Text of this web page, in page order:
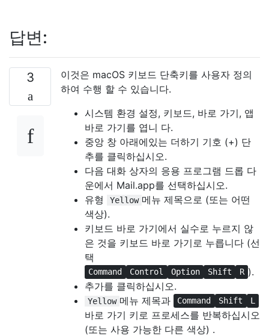
답변:
3
이것은 macOS 키보드 단축키를 사용자 정의
하여 수행 할 수 있습니다.
시스템 환경 설정, 키보드, 바로 가기, 앱
바로 가기를 엽니 다.
중앙 창 아래에있는 더하기 기호 (+) 단
추를 클릭하십시오.
다음 대화 상자의 응용 프로그램 드롭 다
운에서 Mail.app를 선택하십시오.
유형
Yellow 메뉴 제목으로 (또는 어떤
색상).
키보드 바로 가기에서 실수로 누르지 않
은 것을 키보드 바로 가기로 누릅니다 (선
택
Command Control Option Shift R ).
추가를 클릭하십시오.
Yellow 메뉴 제목과 Command Shift L
바로 가기 키로 프로세스를 반복하십시오
(또는 사용 가능한 다른 색상) .